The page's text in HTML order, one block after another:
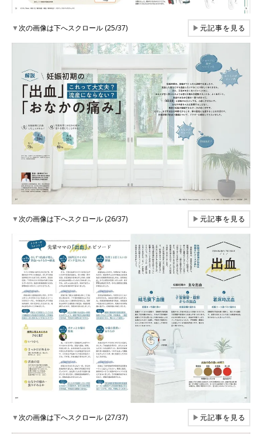
▼次の画像は下へスクロール (25/37) ▶元記事を見る
▼次の画像は下へスクロール (26/37) ▶元記事を見る
▼次の画像は下へスクロール (27/37) ▶元記事を見る